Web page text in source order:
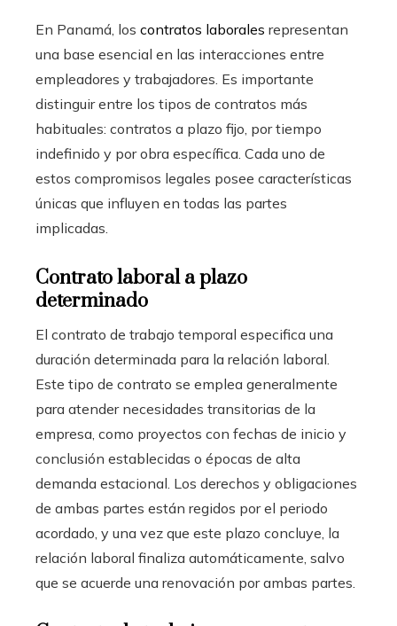
En Panamá, los contratos laborales representan
una base esencial en las interacciones entre
empleadores y trabajadores. Es importante
distinguir entre los tipos de contratos más
habituales: contratos a plazo fijo, por tiempo
indefinido y por obra específica. Cada uno de
estos compromisos legales posee características
únicas que influyen en todas las partes
implicadas.
Contrato laboral a plazo
determinado
El contrato de trabajo temporal especifica una
duración determinada para la relación laboral.
Este tipo de contrato se emplea generalmente
para atender necesidades transitorias de la
empresa, como proyectos con fechas de inicio y
conclusión establecidas o épocas de alta
demanda estacional. Los derechos y obligaciones
de ambas partes están regidos por el periodo
acordado, y una vez que este plazo concluye, la
relación laboral finaliza automáticamente, salvo
que se acuerde una renovación por ambas partes.